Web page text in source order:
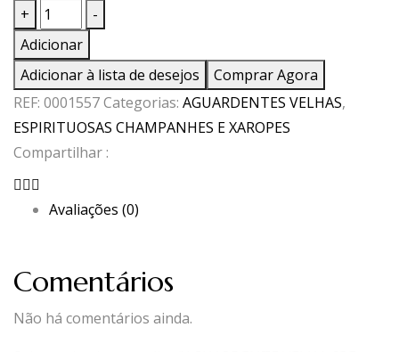
+
Quantidade
de
AGUARDENTE
VELHA
CRF
0.70
-
Adicionar
Adicionar à lista de desejos
Comprar Agora
REF: 0001557Categorias: AGUARDENTES VELHAS,
ESPIRITUOSAS CHAMPANHES E XAROPES
Compartilhar :
Avaliações (0)
Comentários
Não há comentários ainda.